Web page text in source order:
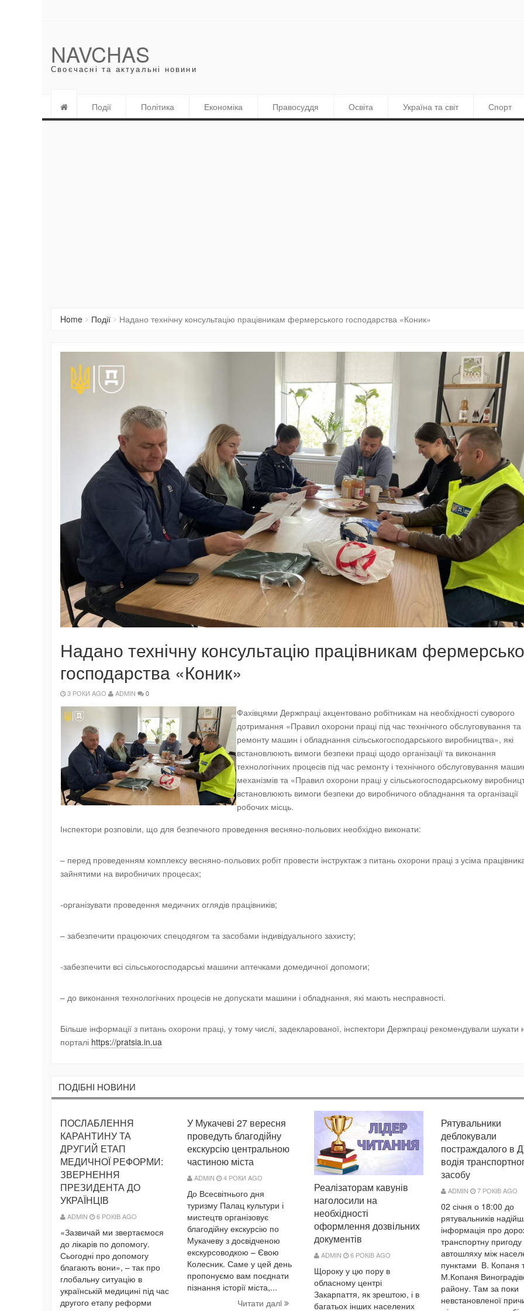
NAVCHAS
Своєчасні та актуальні новини
Події Політика Економіка Правосуддя Освіта Україна та світ Спорт
Home Події Надано технічну консультацію працівникам фермерського господарства «Коник»
Надано технічну консультацію працівникам
господарства «Коник»
3 РОКИ AGO ADMIN 0
Фахівцями Держпраці акцентовано робітникам на необхідності суворого
дотримання «Правил охорони праці під час технічного обслуговування та
ремонту машин і обладнання сільськогосподарського виробництва», які
встановлюють вимоги безпеки праці щодо організації та виконання
технологічних процесів під час ремонту і технічного обслуговування
механізмів та «Правил охорони праці у сільськогосподарському
встановлюють вимоги безпеки до виробничого обладнання та організації
робочих місць.
Інспектори розповіли, що для безпечного проведення весняно-польових необхідно виконати:
– перед проведенням комплексу весняно-польових робіт провести інструктаж з питань охорони праці з усіма
зайнятими на виробничих процесах;
-організувати проведення медичних оглядів працівників;
– забезпечити працюючих спецодягом та засобами індивідуального захисту;
-забезпечити всі сільськогосподарські машини аптечками домедичної допомоги;
– до виконання технологічних процесів не допускати машини і обладнання, які мають несправності.
Більше інформації з питань охорони праці, у тому числі, задекларованої, інспектори Держпраці рекомендували шукати
порталі https://pratsia.in.ua
ПОДIБНI НОВИНИ
ПОСЛАБЛЕННЯ
КАРАНТИНУ ТА
ДРУГИЙ ЕТАП
МЕДИЧНОЇ РЕФОРМИ:
ЗВЕРНЕННЯ
ПРЕЗИДЕНТА ДО
УКРАЇНЦІВ
ADMIN 6 РОКІВ AGO
«Зазвичай ми звертаємося
до лікарів по допомогу.
Сьогодні про допомогу
благають вони», – так про
глобальну ситуацію в
українській медицині під час
другого етапу реформи
У Мукачеві 27 вересня
проведуть благодійну
екскурсію центральною
частиною міста
ADMIN 4 РОКИ AGO
До Всесвітнього дня
туризму Палац культури і
мистецтв організовує
благодійну екскурсію по
Мукачеву з досвідченою
екскурсоводкою – Євою
Колесник. Саме у цей день
пропонуємо вам поєднати
пізнання історії міста,...
Читати далi
Реалізаторам кавунів
наголосили на
необхідності
оформлення дозвільних
документів
ADMIN 6 РОКІВ AGO
Щороку у цю пору в
обласному центрі
Закарпаття, як зрештою, і в
багатьох інших населених
Рятувальники
деблокували
постраждалого в
водія
засобу
ADMIN 7 РОКІВ AGO
02 січня о 18:00 до
рятувальників
інформація про
транспортну
автошляху між
пунктами В. Копаня
М.Копаня
району. Там за поки
невстановленої